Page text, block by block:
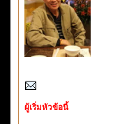
ผู้เริ่มหัวข้อนี้